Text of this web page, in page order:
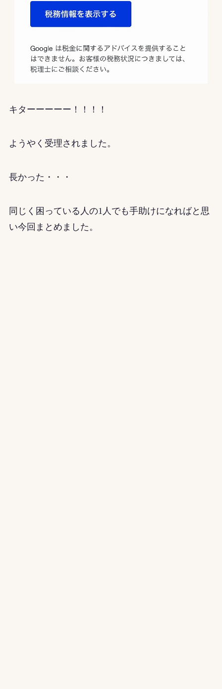
キターーーーー！！！！
ようやく受理されました。
長かった・・・
同じく困っている人の1人でも手助けになればと思
い今回まとめました。